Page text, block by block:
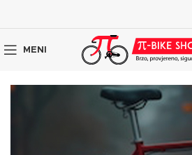
MENI